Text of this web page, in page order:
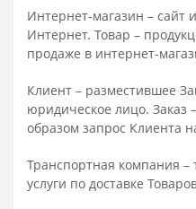
Интернет-магазин –
Интернет. Товар –
продаже в интернет-
Клиент – разместившее
юридическое лицо.
образом запрос Клиента
Транспортная компания
услуги по доставке